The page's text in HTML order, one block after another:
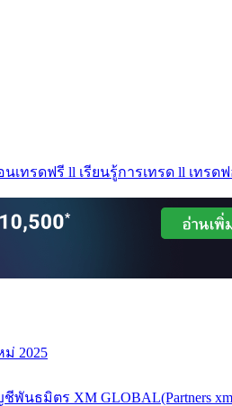
นเทรดฟรี ll เรียนรู้การเทรด ll เทรด
2025
นธมิตร XM GLOBAL(Partners